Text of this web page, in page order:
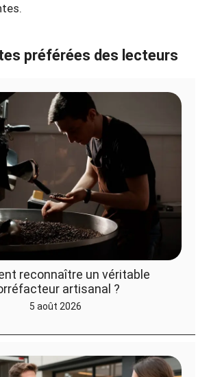
préférées des lecteurs
reconnaître un véritable
artisanal ?
5 août 2026